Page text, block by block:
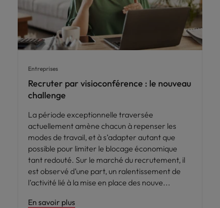
Entreprises
Recruter par visioconférence : le nouveau
challenge
La période exceptionnelle traversée
actuellement amène chacun à repenser les
modes de travail, et à s’adapter autant que
possible pour limiter le blocage économique
tant redouté. Sur le marché du recrutement, il
est observé d’une part, un ralentissement de
l’activité lié à la mise en place des nouve
En savoir plus